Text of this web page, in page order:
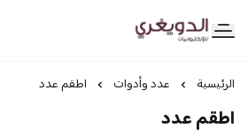
الدويغري • للإلكترونيات
الرئيسية عدد وأدوات اطقم عدد
اطقم عدد